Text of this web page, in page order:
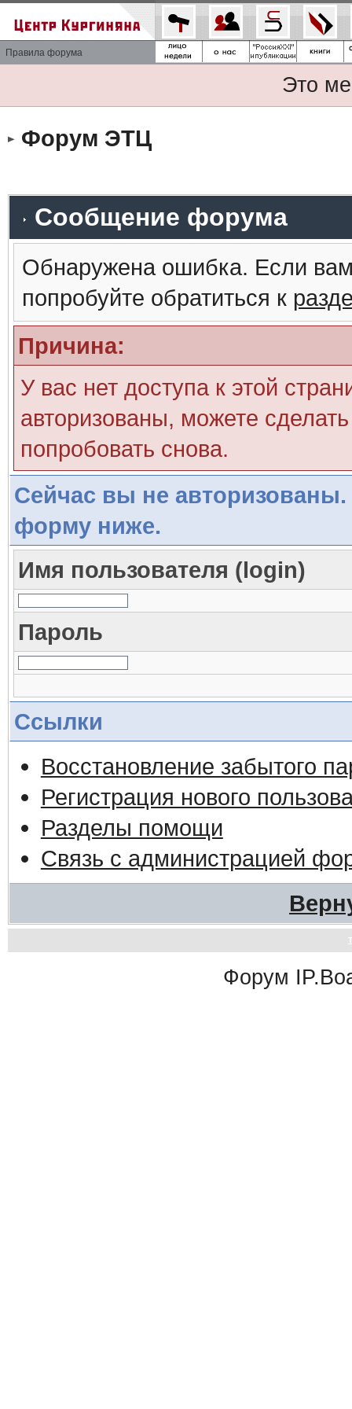
Правила форума
Это
Форум ЭТЦ
Сообщение форума
Обнаружена ошибка. Если
попробуйте обратиться к
Причина:
У вас нет доступа к этой
авторизованы, можете
попробовать снова.
Сейчас вы не авторизованы.
форму ниже.
Имя пользователя (login)
Пароль
Ссылки
Восстановление забытого
Регистрация нового
Разделы помощи
Связь с администрацией
Форум